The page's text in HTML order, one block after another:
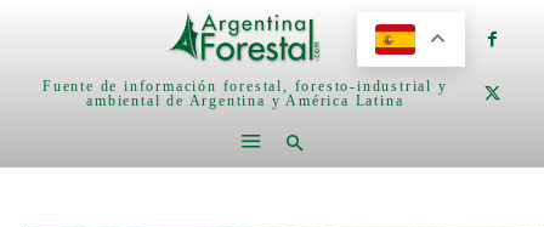
Fuente de información forestal, foresto-industrial y
ambiental de Argentina y América Latina